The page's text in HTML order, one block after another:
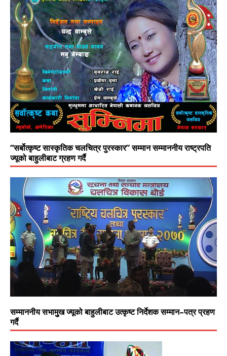
“सर्बोत्कृष्ट सास्कृतिक चलचित्र पुरस्कार” सम्मान सम्माननीय राष्ट्रपति
ज्यूको बाहुलीबाट ग्रहण गर्दै
सम्माननीय सभामुुख ज्यूको बाहुलीबाट उत्कृष्ट निर्देशक सम्मान–पत्र प्रहण
गर्दै